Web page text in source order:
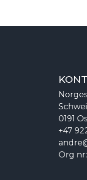
0191
+47
Org nr: